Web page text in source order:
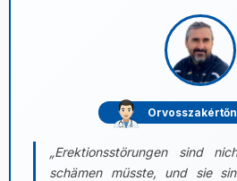
„Erektionsstörungen sind
schämen müsste, und sie